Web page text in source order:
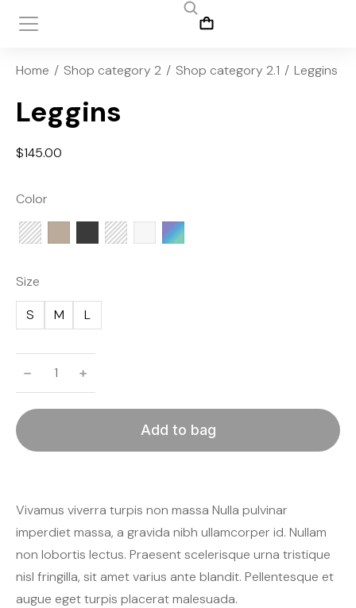
You are here:
Home Shop category 2 Shop category 2.1 Leggins
Leggins
$145.00
Color
Size
S
M L
﹣ ﹢
Add to bag
Vivamus viverra turpis non massa Nulla pulvinar
imperdiet massa, a gravida nibh ullamcorper id. Nullam
non lobortis lectus. Praesent scelerisque urna tristique
nisl fringilla, sit amet varius ante blandit. Pellentesque et
augue eget turpis placerat malesuada.